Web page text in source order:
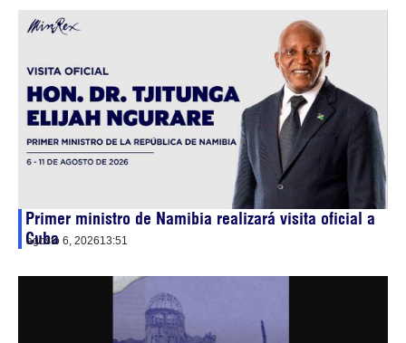
Primer ministro de Namibia realizará visita oficial a
Cuba
agosto 6, 202613:51